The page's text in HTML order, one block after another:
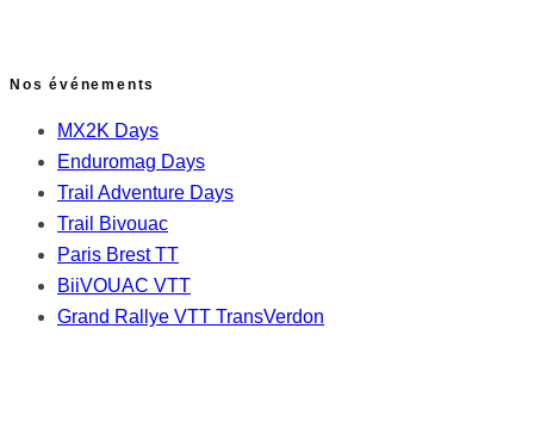
Nos événements
MX2K Days
Enduromag Days
Trail Adventure Days
Trail Bivouac
Paris Brest TT
BiiVOUAC VTT
Grand Rallye VTT TransVerdon